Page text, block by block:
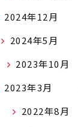
2024年12月
2024年5月
2023年10月
2023年3月
2022年8月